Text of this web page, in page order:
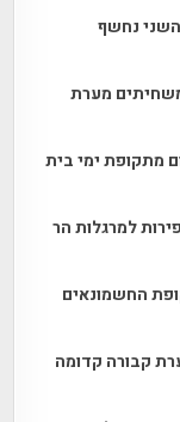
נחשף
מערת
מתקופת ימי בית
למרגלות הר
החשמונאים
קבורה קדומה